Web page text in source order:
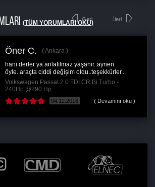
(TÜM YORUMLARI OKU)
Geri
Ankara
ya anlatılmaz yaşanır..aynen
ciddi değişim oldu..teşekkürler...
Passat 2.0 TDI CR Bi Turbo -
Hp
04.12.2016 ( Devamını oku )
İleri